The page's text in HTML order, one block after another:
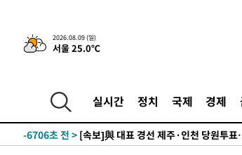
2026.08.09 (일)
서울 25.0℃
실시간 정치 국제 경제
12시간 전 >[속보]뉴욕증시 상승 마감…S&P 0.6%
-16424초 전 >이란 "호르무즈 재개방 합의 근접…美
민수·김용 순
-7424초 전 >
[속보]김민석, 與 전대 당원투표 누적
래 44.56%
-6706초 전 >
宋 10.17%
-6240초 전 > 이강인 "아틀레티코 이적 기뻐…등번호